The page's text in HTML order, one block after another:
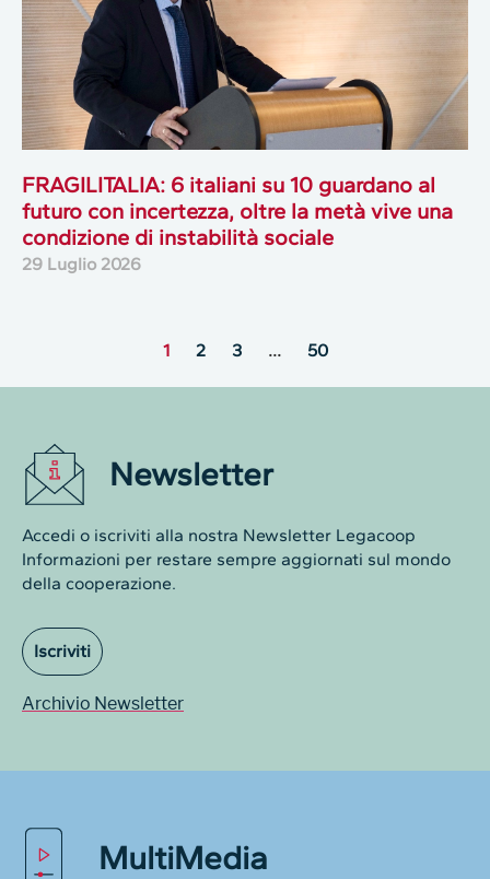
FRAGILITALIA: 6 italiani su 10 guardano al
futuro con incertezza, oltre la metà vive una
condizione di instabilità sociale
29 Luglio 2026
1 2 3 … 50
Newsletter
Accedi o iscriviti alla nostra Newsletter Legacoop
Informazioni per restare sempre aggiornati sul mondo
della cooperazione.
Iscriviti
Archivio Newsletter
MultiMedia